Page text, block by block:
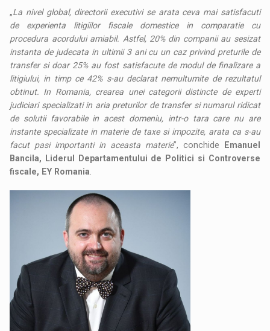
„La nivel global, directorii executivi se arata ceva mai satisfacuti
de experienta litigiilor fiscale domestice in comparatie cu
procedura acordului amiabil. Astfel, 20% din companii au sesizat
instanta de judecata in ultimii 3 ani cu un caz privind preturile de
transfer si doar 25% au fost satisfacute de modul de finalizare a
litigiului, in timp ce 42% s-au declarat nemultumite de rezultatul
obtinut. In Romania, crearea unei categorii distincte de experti
judiciari specializati in aria preturilor de transfer si numarul ridicat
de solutii favorabile in acest domeniu, intr-o tara care nu are
instante specializate in materie de taxe si impozite, arata ca s-au
facut pasi importanti in aceasta materie”, conchide
Emanuel
Bancila, Liderul Departamentului de Politici si Controverse
fiscale, EY Romania